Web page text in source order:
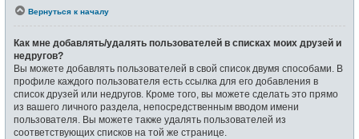
Вернуться к началу
Как мне добавлять/удалять пользователей в списках моих друзей и
недругов?
Вы можете добавлять пользователей в свой список двумя способами. В
профиле каждого пользователя есть ссылка для его добавления в
список друзей или недругов. Кроме того, вы можете сделать это прямо
из вашего личного раздела, непосредственным вводом имени
пользователя. Вы можете также удалять пользователей из
соответствующих списков на той же странице.